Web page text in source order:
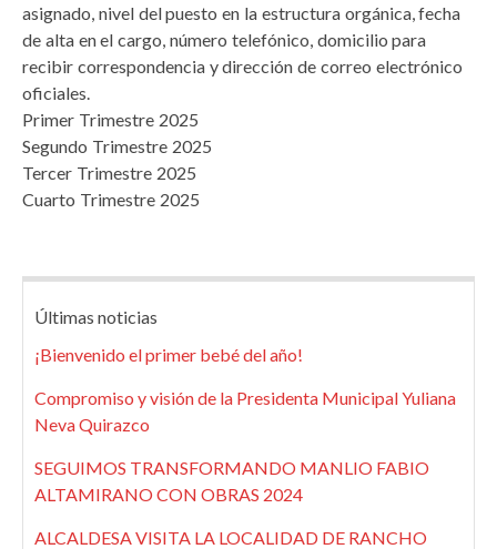
asignado, nivel del puesto en la estructura orgánica, fecha
de alta en el cargo, número telefónico, domicilio para
recibir correspondencia y dirección de correo electrónico
oficiales.
Primer Trimestre 2025
Segundo Trimestre 2025
Tercer Trimestre 2025
Cuarto Trimestre 2025
Últimas noticias
¡Bienvenido el primer bebé del año!
Compromiso y visión de la Presidenta Municipal Yuliana
Neva Quirazco
SEGUIMOS TRANSFORMANDO MANLIO FABIO
ALTAMIRANO CON OBRAS 2024
ALCALDESA VISITA LA LOCALIDAD DE RANCHO